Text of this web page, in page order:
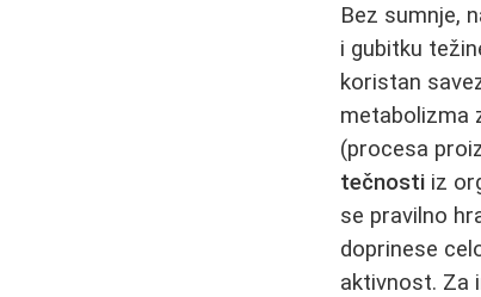
Bez sumnje,
i gubitku
koristan
metabolizma
(procesa
tečnosti iz
se pravilno
doprinese
aktivnost. Za